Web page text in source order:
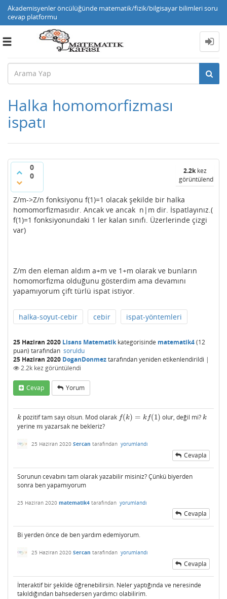
Akademisyenler öncülüğünde matematik/fizik/bilgisayar bilimleri soru
cevap platformu
Toggle
Halka homomorfizması
ispatı
0
0
2.2kkez
görüntülendi
Z/m->Z/n fonksiyonu f(1)=1 olacak şekilde bir halka
homomorfizmasıdır. Ancak ve ancak n|m dir. İspatlayınız.(
f(1)=1 fonksiyonundaki 1 ler kalan sınıfı. Üzerlerinde çizgi
var)
Z/m den eleman aldım a+m ve 1+m olarak ve bunların
homomorfizma olduğunu gösterdim ama devamını
yapamıyorum çift türlü ispat istiyor.
halka-soyut-cebir cebir ispat-yöntemleri
25 Haziran 2020 Lisans Matematikkategorisinde matematik4(12
puan) tarafından soruldu
25 Haziran 2020 DoganDonmeztarafındanyeniden etikenlendirildi |
2.2k kez görüntülendi
Cevap Yorum
k
k pozitif tam sayı olsun. Mod olarak f(k) = k f(1)
f(k)=k f(1 ) olur, değil mi?k
k
yerine m
myazarsak ne bekleriz?
25 Haziran 2020 Sercan tarafından yorumlandı
Cevapla
Sorunun cevabını tam olarak yazabilir misiniz? Çünkü biyerden
sonra ben yapamıyorum
25 Haziran 2020 matematik4 tarafından yorumlandı
Cevapla
Bi yerden önce de ben yardım edemiyorum.
25 Haziran 2020 Sercan tarafından yorumlandı
Cevapla
İnteraktif bir şekilde öğrenebilirsin. Neler yaptığında ve neresinde
takıldığından bahsedersen yardımcı olabilirim.